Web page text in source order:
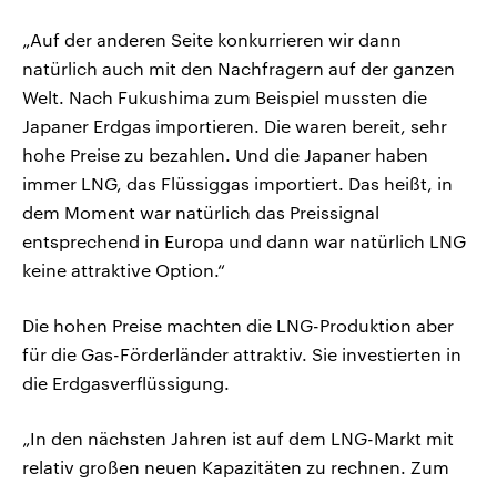
„Auf der anderen Seite konkurrieren wir dann
natürlich auch mit den Nachfragern auf der ganzen
Welt. Nach Fukushima zum Beispiel mussten die
Japaner Erdgas importieren. Die waren bereit, sehr
hohe Preise zu bezahlen. Und die Japaner haben
immer LNG, das Flüssiggas importiert. Das heißt, in
dem Moment war natürlich das Preissignal
entsprechend in Europa und dann war natürlich LNG
keine attraktive Option.“
Die hohen Preise machten die LNG-Produktion aber
für die Gas-Förderländer attraktiv. Sie investierten in
die Erdgasverflüssigung.
„In den nächsten Jahren ist auf dem LNG-Markt mit
relativ großen neuen Kapazitäten zu rechnen. Zum